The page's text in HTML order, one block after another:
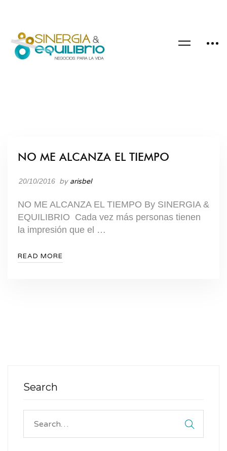
NO ME ALCANZA EL TIEMPO
20/10/2016 by arisbel
NO ME ALCANZA EL TIEMPO By SINERGIA &
EQUILIBRIO Cada vez más personas tienen
la impresión que el …
READ MORE
Search